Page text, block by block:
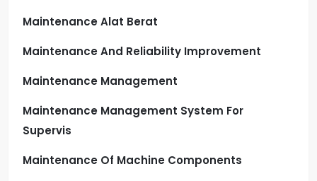
Maintenance Alat Berat
Maintenance And Reliability Improvement
Maintenance Management
Maintenance Management System For
Supervis
Maintenance Of Machine Components